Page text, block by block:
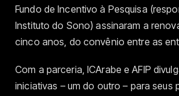
Fundo de Incentivo à Pesquisa
Instituto do Sono) assinaram a
cinco anos, do convênio entre as
Com a parceria, ICArabe e AFIP
iniciativas – um do outro – para seus